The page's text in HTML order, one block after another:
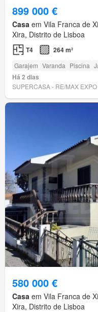
899 000 €
Casa em Vila Franca de
Xira, Distrito de Lisboa
T4 264 m²
Garajem Varanda Piscina
Há 2 dias
SUPERCASA - RE/MAX EXPO
580 000 €
Casa em Vila Franca de
Xira, Distrito de Lisboa